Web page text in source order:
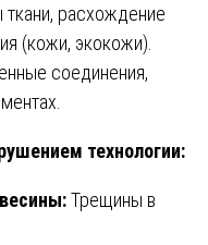
расхождение
(кожи, экокожи).
соединения,
технологии:
Трещины в